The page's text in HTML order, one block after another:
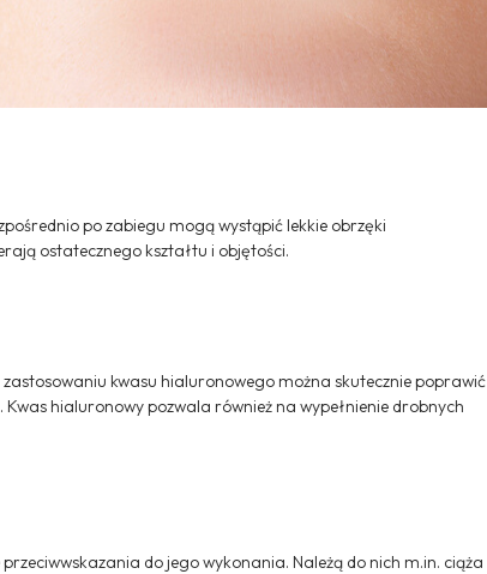
po zabiegu mogą wystąpić lekkie obrzęki
ostatecznego kształtu i objętości.
kwasu hialuronowego można skutecznie poprawić
hialuronowy pozwala również na wypełnienie drobnych
do jego wykonania. Należą do nich m.in. ciąża